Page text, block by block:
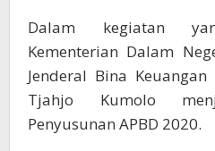
Dalam kegiatan
Kementerian Dalam
Jenderal Bina
Tjahjo Kumolo
Penyusunan APBD 2020.